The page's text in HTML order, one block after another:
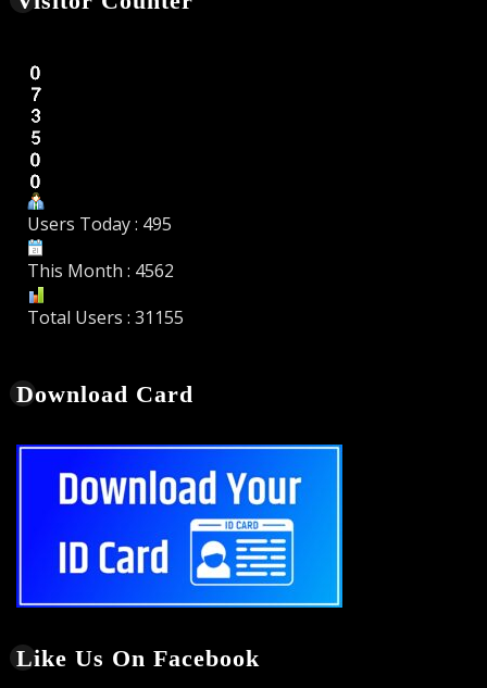
Users Today : 495
This Month : 4562
Total Users : 31155
Download Card
Like Us On Facebook